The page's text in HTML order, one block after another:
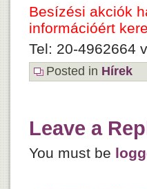
Besízési akciók
információért
Tel: 20-4962664
Posted in Hírek
Leave a
You must be